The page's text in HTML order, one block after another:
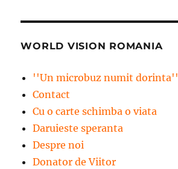
WORLD VISION ROMANIA
''Un microbuz numit dorinta''
Contact
Cu o carte schimba o viata
Daruieste speranta
Despre noi
Donator de Viitor